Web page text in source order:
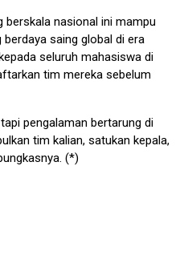
berskala nasional ini mampu
saing global di era
seluruh mahasiswa di
tim mereka sebelum
pengalaman bertarung di
tim kalian, satukan kepala,
(*)